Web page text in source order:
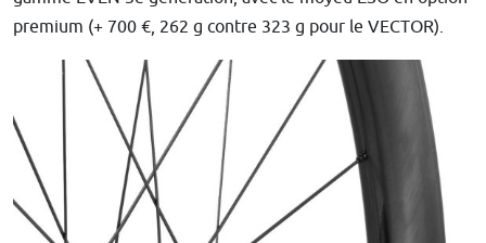
premium (+ 700 €, 262 g contre 323 g pour le VECTOR).